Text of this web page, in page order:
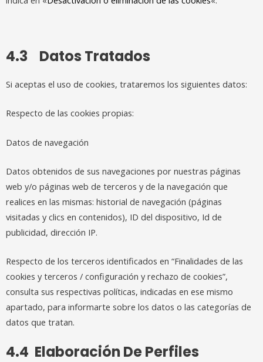
4.3 Datos Tratados
Si aceptas el uso de cookies, trataremos los siguientes datos:
Respecto de las cookies propias:
Datos de navegación
Datos obtenidos de sus navegaciones por nuestras páginas
web y/o páginas web de terceros y de la navegación que
realices en las mismas: historial de navegación (páginas
visitadas y clics en contenidos), ID del dispositivo, Id de
publicidad, dirección IP.
Respecto de los terceros identificados en “Finalidades de las
cookies y terceros / configuración y rechazo de cookies”,
consulta sus respectivas políticas, indicadas en ese mismo
apartado, para informarte sobre los datos o las categorías de
datos que tratan.
4.4 Elaboración De Perfiles